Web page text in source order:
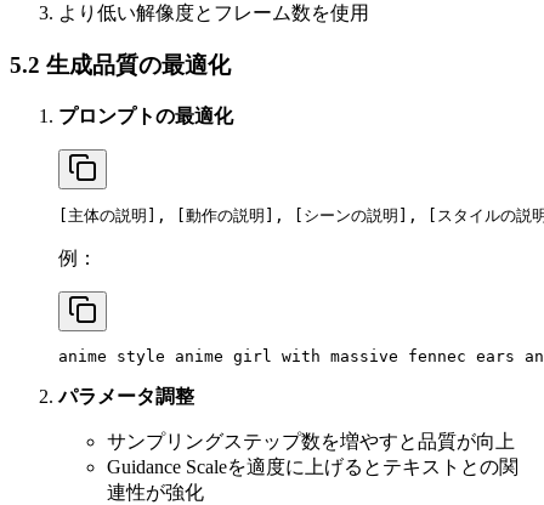
より低い解像度とフレーム数を使用
5.2 生成品質の最適化
プロンプトの最適化
[主体の説明], [動作の説明], [シーンの説明], [スタイルの
例：
anime style anime girl with massive fennec ears
パラメータ調整
サンプリングステップ数を増やすと品質が向上
Guidance Scaleを適度に上げるとテキストとの関
連性が強化